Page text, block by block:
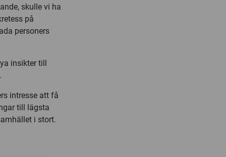
skulle vi ha
på
personers
insikter till
intresse att få
till lägsta
i stort.